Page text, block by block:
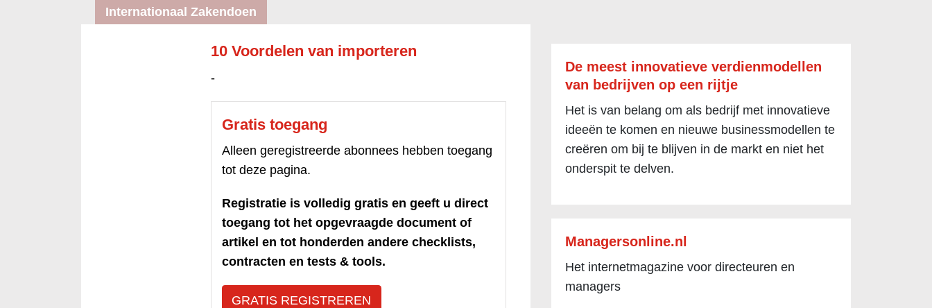
Internationaal Zakendoen
10 Voordelen van importeren
-
Gratis toegang
Alleen geregistreerde abonnees hebben toegang
tot deze pagina.
Registratie is volledig gratis en geeft u direct
toegang tot het opgevraagde document of
artikel en tot honderden andere checklists,
contracten en tests & tools.
GRATIS REGISTREREN
De meest innovatieve verdienmodellen
van bedrijven op een rijtje
Het is van belang om als bedrijf met innovatieve
ideeën te komen en nieuwe businessmodellen te
creëren om bij te blijven in de markt en niet het
onderspit te delven.
Managersonline.nl
Het internetmagazine voor directeuren en
managers